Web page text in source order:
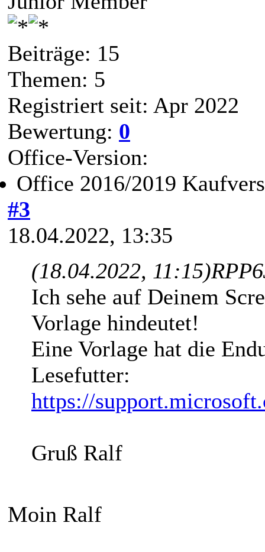
Beiträge: 15
Themen: 5
Registriert seit: Apr 2022
Bewertung: 0
Office-Version:
Office 2016/2019
#3
18.04.2022, 13:35
(18.04.2022, 11:15)
Ich sehe auf Deinem
Vorlage hindeutet!
Eine Vorlage hat die
Lesefutter:
https://
Gruß Ralf
Moin Ralf